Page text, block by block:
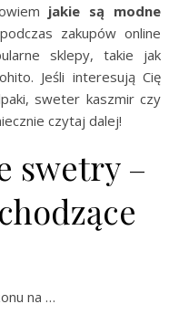
jakie są modne
zakupów online
sklepy, takie jak
Jeśli interesują Cię
sweter kaszmir czy
czytaj dalej!
swetry –
na …